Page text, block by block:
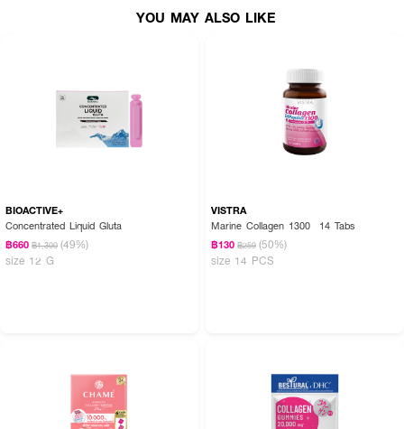
YOU MAY ALSO LIKE
BIOACTIVE+
Concentrated Liquid Gluta
฿660 ฿1,300 (49%)
size 12 G
VISTRA
Marine Collagen 1300 14 Tabs
฿130 ฿259 (50%)
size 14 PCS